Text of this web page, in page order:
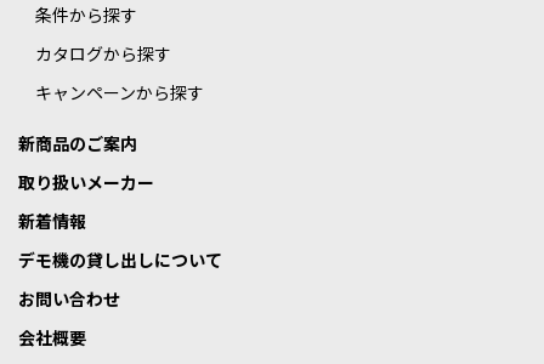
条件から探す
カタログから探す
キャンペーンから探す
新商品のご案内
取り扱いメーカー
新着情報
デモ機の貸し出しについて
お問い合わせ
会社概要